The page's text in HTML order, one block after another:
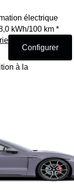
électrique
kWh/100 km *
Configurer
à la